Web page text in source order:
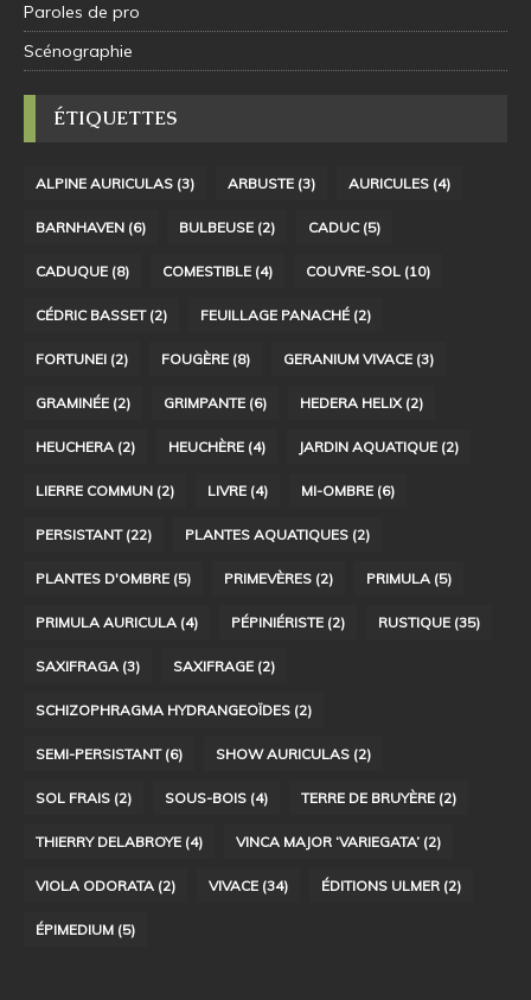
Paroles de pro
Scénographie
ÉTIQUETTES
ALPINE AURICULAS (3) ARBUSTE (3) AURICULES (4)
BARNHAVEN (6) BULBEUSE (2) CADUC(5)
CADUQUE (8) COMESTIBLE (4) COUVRE-SOL (10)
CÉDRIC BASSET(2) FEUILLAGE PANACHÉ (2)
FORTUNEI (2) FOUGÈRE (8) GERANIUM VIVACE (3)
GRAMINÉE (2) GRIMPANTE (6) HEDERA HELIX(2)
HEUCHERA (2) HEUCHÈRE (4) JARDIN AQUATIQUE (2)
LIERRE COMMUN (2) LIVRE (4) MI-OMBRE (6)
PERSISTANT(22) PLANTES AQUATIQUES (2)
PLANTES D'OMBRE (5) PRIMEVÈRES (2) PRIMULA (5)
PRIMULA AURICULA (4) PÉPINIÉRISTE (2) RUSTIQUE (35)
SAXIFRAGA (3) SAXIFRAGE (2)
SCHIZOPHRAGMA HYDRANGEOÏDES (2)
SEMI-PERSISTANT(6) SHOW AURICULAS (2)
SOL FRAIS (2) SOUS-BOIS (4) TERRE DE BRUYÈRE (2)
THIERRY DELABROYE (4) VINCA MAJOR ‘VARIEGATA’ (2)
VIOLA ODORATA (2) VIVACE (34) ÉDITIONS ULMER (2)
ÉPIMEDIUM (5)